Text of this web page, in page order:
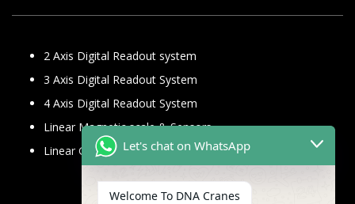
2 Axis Digital Readout system
3 Axis Digital Readout System
4 Axis Digital Readout System
Linear Magnetic scale & Sensors
Linear Glass ScaleLet's chat on WhatsApp
Welcome To DNA Cranes